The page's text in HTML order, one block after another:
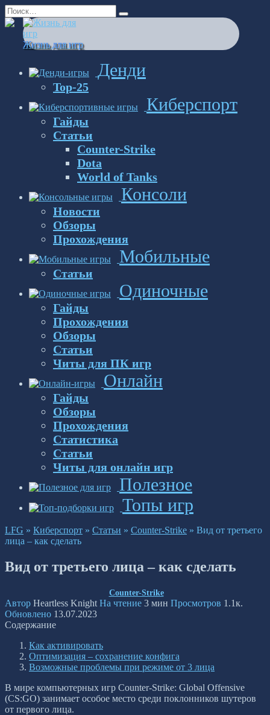
Перейти
к
содержанию
Search
for:
Жизнь для игр
Денди
Top-25
Киберспорт
Гайды
Статьи
Counter-Strike
Dota
World of Tanks
Консоли
Новости
Обзоры
Прохождения
Мобильные
Статьи
Одиночные
Гайды
Прохождения
Обзоры
Статьи
Читы для ПК игр
Онлайн
Гайды
Обзоры
Прохождения
Статистика
Статьи
Читы для онлайн игр
Полезное
Топы игр
LFG » Киберспорт » Статьи » Counter-Strike » Вид от третьего
лица – как сделать
Вид от третьего лица – как сделать
Counter-Strike
Автор Heartless Knight На чтение 3 мин Просмотров 1.1к.
Обновлено 13.07.2023
Содержание
Как активировать
Оптимизация – сохранение конфига
Возможные проблемы при режиме от 3 лица
В мире компьютерных игр Counter-Strike: Global Offensive
(CS:GO) занимает особое место среди поклонников шутеров
от первого лица.